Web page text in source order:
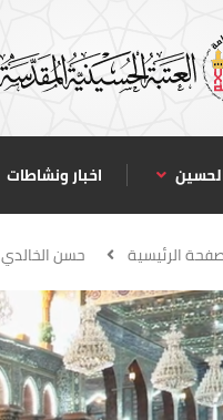
اخبار ونشاطات
الرئيسية حسن الخالدي